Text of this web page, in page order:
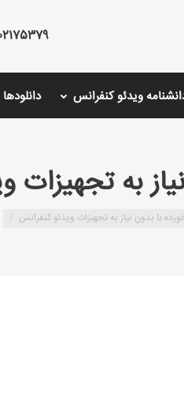
- 02126766001 - 02175487000
ویدئو کنفرانس دانلودها
به تجهیزات
با بدون نیاز به تجهیزات ویدئو کنفرانس